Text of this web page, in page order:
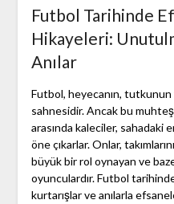
Futbol Tarihinde
Hikayeleri:
Anılar
Futbol, heyecanın, tutkunun
sahnesidir. Ancak bu
arasında kaleciler, sahadaki
öne çıkarlar. Onlar,
büyük bir rol oynayan ve
oyunculardır. Futbol
kurtarışlar ve anılarla